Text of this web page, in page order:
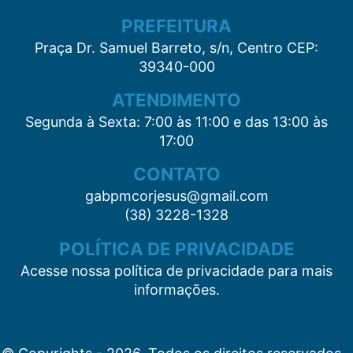
PREFEITURA
Praça Dr. Samuel Barreto, s/n, Centro CEP:
39340-000
ATENDIMENTO
Segunda à Sexta: 7:00 às 11:00 e das 13:00 às
17:00
CONTATO
gabpmcorjesus@gmail.com
(38) 3228-1328
POLÍTICA DE PRIVACIDADE
Acesse nossa política de privacidade para mais
informações.